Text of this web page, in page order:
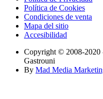
Política de Cookies
Condiciones de venta
Mapa del sitio
Accesibilidad
Copyright © 2008-2020
Gastrouni
By Mad Media